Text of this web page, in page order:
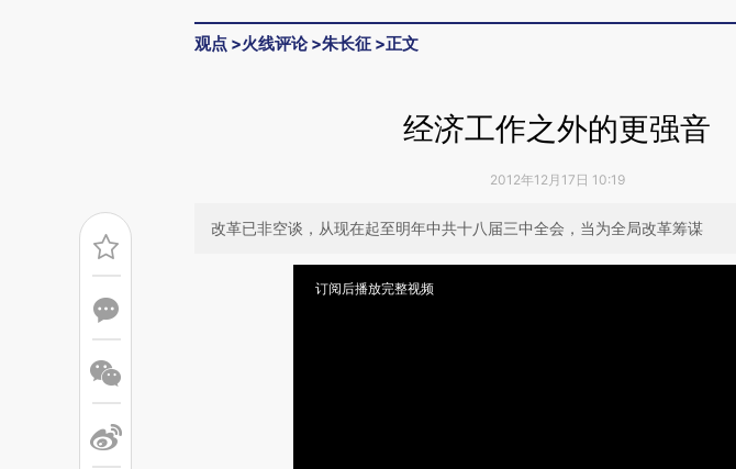
观点 >火线评论>朱长征 >正文
经济工作之外的更强音
2012年12月17日 10:19
改革已非空谈，从现在起至明年中共十八届三中全会，当为全局改革筹谋
订阅后播放完整视频